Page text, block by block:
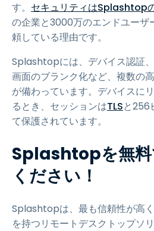
す。 セキュリティはSplashtop
の企業と3000万のエンドユー
頼している理由です。
Splashtopには、デバイス認証
画面のブランク化など、複数の
が備わっています。デバイスに
るとき、セッションはTLSと256
て保護されています。
Splashtopを無料
ください！
Splashtopは、最も信頼性が高
を持つリモートデスクトップソ